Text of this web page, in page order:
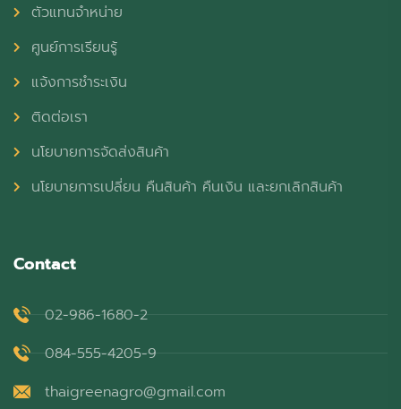
ตัวแทนจำหน่าย
ศูนย์การเรียนรู้
แจ้งการชำระเงิน
ติดต่อเรา
นโยบายการจัดส่งสินค้า
นโยบายการเปลี่ยน คืนสินค้า คืนเงิน และยกเลิกสินค้า
Contact
02-986-1680-2
084-555-4205-9
thaigreenagro@gmail.com